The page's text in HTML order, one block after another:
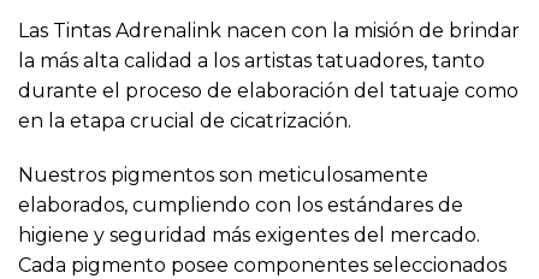
Las Tintas Adrenalink nacen con la misión de brindar
la más alta calidad a los artistas tatuadores, tanto
durante el proceso de elaboración del tatuaje como
en la etapa crucial de cicatrización.
Nuestros pigmentos son meticulosamente
elaborados, cumpliendo con los estándares de
higiene y seguridad más exigentes del mercado.
Cada pigmento posee componentes seleccionados